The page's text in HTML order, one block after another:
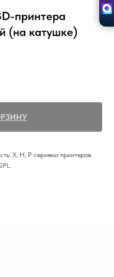
принтера
(на катушке)
Х, Н, Р сериями принтеров.